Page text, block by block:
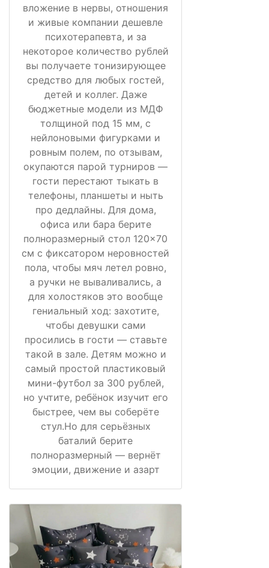
вложение в нервы, отношения
и живые компании дешевле
психотерапевта, и за
некоторое количество рублей
вы получаете тонизирующее
средство для любых гостей,
детей и коллег. Даже
бюджетные модели из МДФ
толщиной под 15 мм, с
нейлоновыми фигурками и
ровным полем, по отзывам,
окупаются парой турниров —
гости перестают тыкать в
телефоны, планшеты и ныть
про дедлайны. Для дома,
офиса или бара берите
полноразмерный стол 120×70
см с фиксатором неровностей
пола, чтобы мяч летел ровно,
а ручки не вываливались, а
для холостяков это вообще
гениальный ход: захотите,
чтобы девушки сами
просились в гости — ставьте
такой в зале. Детям можно и
самый простой пластиковый
мини-футбол за 300 рублей,
но учтите, ребёнок изучит его
быстрее, чем вы соберёте
стул.Но для серьёзных
баталий берите
полноразмерный — вернёт
эмоции, движение и азарт